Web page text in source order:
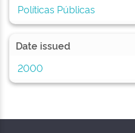
Políticas Públicas
Date issued
2000